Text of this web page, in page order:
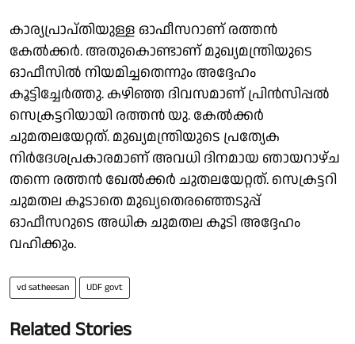
കാര്യപ്രാപ്തിയുള്ള ഓഫീസറാണ് രത്തൻ
കേൽക്കർ. അതുകൊണ്ടാണ് മുഖ്യമന്ത്രിയുടെ
ഓഫീസിൽ നിയമിച്ചതെന്നും അദ്ദേഹം
കൂട്ടിച്ചേർത്തു. കഴിഞ്ഞ ദിവസമാണ് പ്രിൻസിപ്പൽ
സെക്രട്ടറിയായി രത്തൻ യു. കേൽക്കർ
ചുമതലയേറ്റത്. മുഖ്യമന്ത്രിയുടെ പ്രത്യേക
നിർദേശപ്രകാരമാണ് അവധി ദിനമായ ഞായറാഴ്ച
തന്നെ രത്തൻ ഖേൽക്കർ ചുതലയേറ്റത്. സെക്രട്ടറി
ചുമതല കൂടാതെ മുഖ്യതെരഞ്ഞെടുപ്പ്
ഓഫീസറുടെ അധിക ചുമതല കൂടി അദ്ദേഹം
വഹിക്കും.
vd satheesan UDF govt
Related Stories